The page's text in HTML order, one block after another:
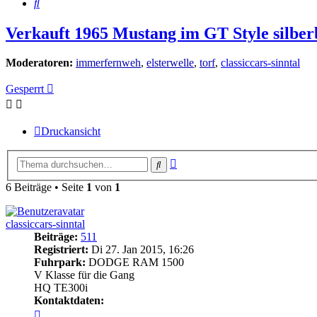
Verkauft 1965 Mustang im GT Style
Moderatoren: immerfernweh, elsterwelle, torf, classiccars-sinntal
Gesperrt
Druckansicht
Suche
6 Beiträge • Seite 1 von 1
classiccars-sinntal
Beiträge: 511
Registriert: Di 27. Jan 2015, 16:26
Fuhrpark: DODGE RAM 1500
V Klasse für die Gang
HQ TE300i
Kontaktdaten: